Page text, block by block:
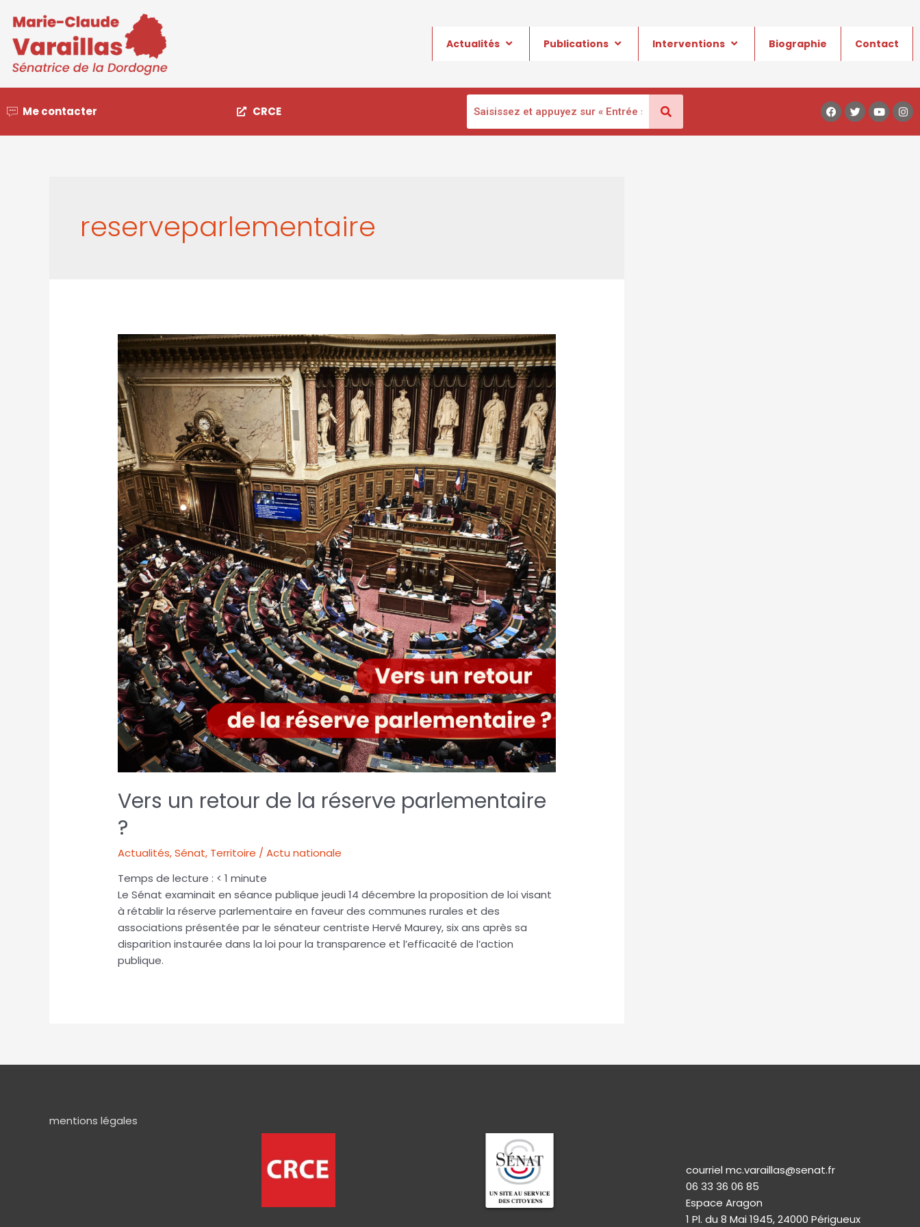
Actualités Publications Interventions Biographie Contact
Me contacter CRCE
reserveparlementaire
Vers un retour de la réserve parlementaire
?
Actualités,Sénat, Territoire / Actu nationale
Temps de lecture : < 1 minute
Le Sénat examinait en séance publique jeudi 14 décembre la proposition de loi visant
à rétablir la réserve parlementaire en faveur des communes rurales et des
associations présentée par le sénateur centriste Hervé Maurey, six ans après sa
disparition instaurée dans la loi pour la transparence et l’efficacité de l’action
publique.
mentions légales
courriel mc.varaillas@senat.fr
06 33 36 06 85
Espace Aragon
1 Pl. du 8 Mai 1945, 24000 Périgueux​